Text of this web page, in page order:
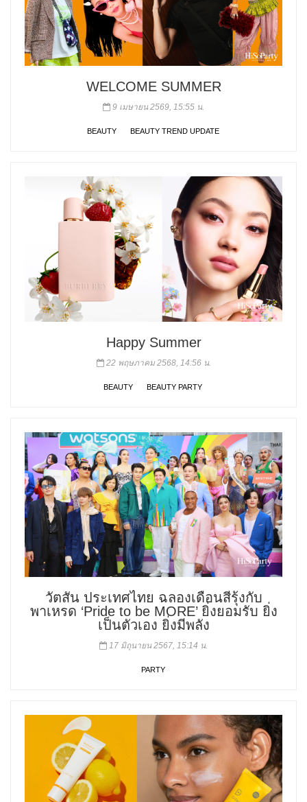
WELCOME SUMMER
9 เมษายน 2569, 15:55 น.
BEAUTY BEAUTY TREND UPDATE
Happy Summer
22 พฤษภาคม 2568, 14:56 น.
BEAUTY BEAUTY PARTY
วัตสัน ประเทศไทย ฉลองเดือนสีรุ้งกับ
พาเหรด ‘Pride to be MORE’ ยิ่งยอมรับ ยิ่ง
เป็นตัวเอง ยิ่งมีพลัง
17 มิถุนายน 2567, 15:14 น.
PARTY